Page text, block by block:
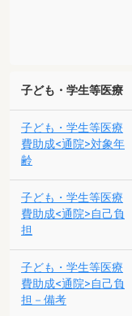
子ども・学生等医療
子ども・学生等医療
費助成<通院>対象年
齢
子ども・学生等医療
費助成<通院>自己負
担
子ども・学生等医療
費助成<通院>自己負
担－備考